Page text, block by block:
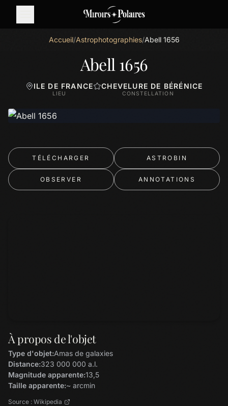
Accueil/Astrophotographies/Abell 1656
Abell 1656
ILE DE FRANCE
LIEU
CHEVELURE DE BÉRÉNICE
CONSTELLATION
TÉLÉCHARGER ASTROBIN
OBSERVER ANNOTATIONS
À propos de l'objet
Type d'objet:Amas de galaxies
Distance:323 000 000 a.l.
Magnitude apparente:13,5
Taille apparente:~ arcmin
Source : Wikipedia